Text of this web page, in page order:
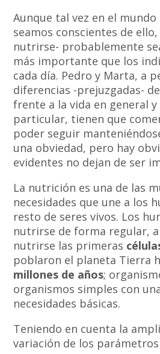
Aunque tal vez en el
seamos conscientes de ello,
nutrirse- probablemente
más importante que los
cada día. Pedro y Marta, a
diferencias -prejuzgadas-
frente a la vida en general
particular, tienen que
poder seguir
una obviedad, pero hay
evidentes no dejan de ser
La nutrición es una de las
necesidades que une a los
resto de seres vivos. Los
nutrirse de forma regular,
nutrirse las primeras
poblaron el planeta Tierra
millones de años;
organismos simples con
necesidades básicas.
Teniendo en cuenta la
variación de los